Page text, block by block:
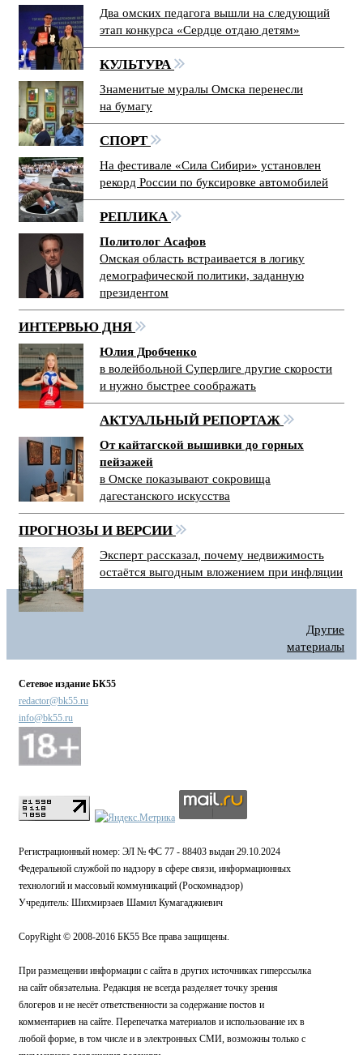
Два омских педагога вышли на следующий
этап конкурса «Сердце отдаю детям»
КУЛЬТУРА
Знаменитые муралы Омска перенесли
на бумагу
СПОРТ
На фестивале «Сила Сибири» установлен
рекорд России по буксировке автомобилей
РЕПЛИКА
Политолог Асафов
Омская область встраивается в логику
демографической политики, заданную
президентом
ИНТЕРВЬЮ ДНЯ
Юлия Дробченко
в волейбольной Суперлиге другие скорости
и нужно быстрее соображать
АКТУАЛЬНЫЙ РЕПОРТАЖ
От кайтагской вышивки до горных
пейзажей
в Омске показывают сокровища
дагестанского искусства
ПРОГНОЗЫ И ВЕРСИИ
Эксперт рассказал, почему недвижимость
остаётся выгодным вложением при инфляции
Другие
материалы
Сетевое издание БК55
redactor@bk55.ru
info@bk55.ru
Регистрационный номер: ЭЛ № ФС 77 - 88403 выдан 29.10.2024
Федеральной службой по надзору в сфере связи, информационных
технологий и массовый коммуникаций (Роскомнадзор)
Учредитель: Шихмирзаев Шамил Кумагаджиевич
CopyRight © 2008-2016 БК55 Все права защищены.
При размещении информации с сайта в других источниках гиперссылка
на сайт обязательна. Редакция не всегда разделяет точку зрения
блогеров и не несёт ответственности за содержание постов и
комментариев на сайте. Перепечатка материалов и использование их в
любой форме, в том числе и в электронных СМИ, возможны только с